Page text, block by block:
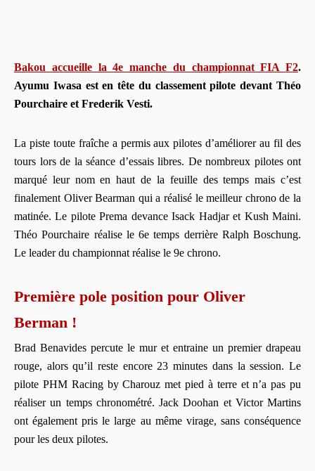
Bakou accueille la 4e manche du championnat FIA F2.
Ayumu Iwasa est en tête du classement pilote devant Théo
Pourchaire et Frederik Vesti.
La piste toute fraîche a permis aux pilotes d’améliorer au fil des
tours lors de la séance d’essais libres. De nombreux pilotes ont
marqué leur nom en haut de la feuille des temps mais c’est
finalement Oliver Bearman qui a réalisé le meilleur chrono de la
matinée. Le pilote Prema devance Isack Hadjar et Kush Maini.
Théo Pourchaire réalise le 6e temps derrière Ralph Boschung.
Le leader du championnat réalise le 9e chrono.
Première pole position pour Oliver
Berman !
Brad Benavides percute le mur et entraine un premier drapeau
rouge, alors qu’il reste encore 23 minutes dans la session. Le
pilote PHM Racing by Charouz met pied à terre et n’a pas pu
réaliser un temps chronométré. Jack Doohan et Victor Martins
ont également pris le large au même virage, sans conséquence
pour les deux pilotes.